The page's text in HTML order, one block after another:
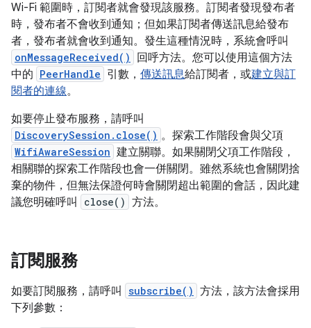
Wi-Fi 範圍時，訂閱者就會發現該服務。訂閱者發現發布者
時，發布者不會收到通知；但如果訂閱者傳送訊息給發布
者，發布者就會收到通知。發生這種情況時，系統會呼叫
onMessageReceived()
回呼方法。您可以使用這個方法
中的 PeerHandle 引數， 傳送訊息給訂閱者，或建立與訂
閱者的連線。
如要停止發布服務，請呼叫
DiscoverySession.close() 。探索工作階段會與父項
WifiAwareSession 建立關聯。如果關閉父項工作階段，
相關聯的探索工作階段也會一併關閉。雖然系統也會關閉捨
棄的物件，但無法保證何時會關閉超出範圍的會話，因此建
議您明確呼叫
close() 方法。
訂閱服務
如要訂閱服務，請呼叫 subscribe() 方法，該方法會採用
下列參數：